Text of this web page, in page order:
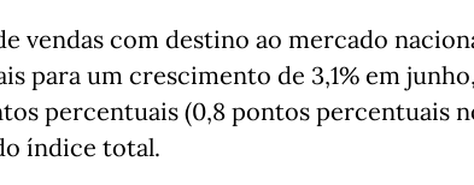
vendas com destino ao mercado
para um crescimento de 3,1% em
percentuais (0,8 pontos percentuais
índice total.